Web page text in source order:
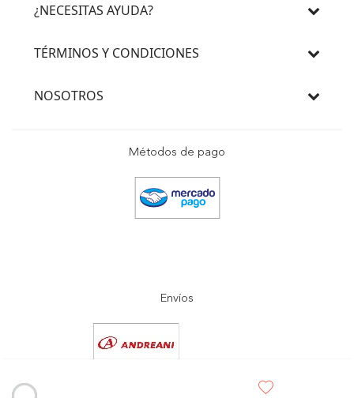
¿NECESITAS AYUDA?
TÉRMINOS Y CONDICIONES
NOSOTROS
Métodos de pago
Envíos